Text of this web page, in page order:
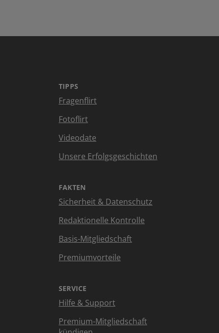
TIPPS
Fragenflirt
Fotoflirt
Videodate
Unsere Erfolgsgeschichten
FAKTEN
Sicherheit & Datenschutz
Redaktionelle Kontrolle
Basis-Mitgliedschaft
Premiumvorteile
SERVICE
Hilfe & Support
Premium-Mitgliedschaft